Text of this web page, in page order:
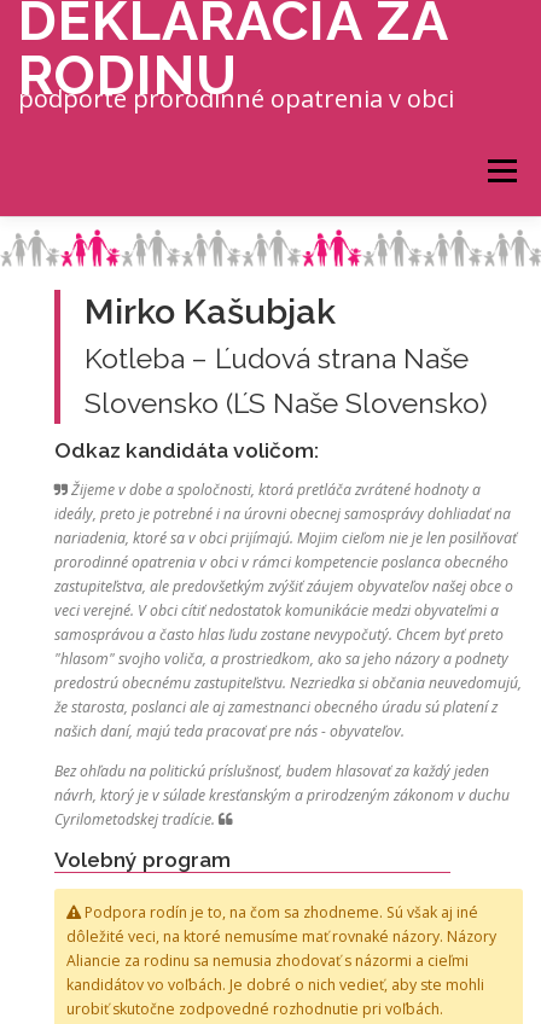
Prejsť na obsah
DEKLARÁCIA ZA
RODINU
podporte prorodinné opatrenia v obci
Menu
Mirko Kašubjak
Kotleba – Ľudová strana Naše
Slovensko (ĽS Naše Slovensko)
Odkaz kandidáta voličom:
Žijeme v dobe a spoločnosti, ktorá pretláča zvrátené hodnoty a
ideály, preto je potrebné i na úrovni obecnej samosprávy dohliadať na
nariadenia, ktoré sa v obci prijímajú. Mojim cieľom nie je len posilňovať
prorodinné opatrenia v obci v rámci kompetencie poslanca obecného
zastupiteľstva, ale predovšetkým zvýšiť záujem obyvateľov našej obce o
veci verejné. V obci cítiť nedostatok komunikácie medzi obyvateľmi a
samosprávou a často hlas ľudu zostane nevypočutý. Chcem byť preto
"hlasom" svojho voliča, a prostriedkom, ako sa jeho názory a podnety
predostrú obecnému zastupiteľstvu. Nezriedka si občania neuvedomujú,
že starosta, poslanci ale aj zamestnanci obecného úradu sú platení z
našich daní, majú teda pracovať pre nás - obyvateľov.
Bez ohľadu na politickú príslušnosť, budem hlasovať za každý jeden
návrh, ktorý je v súlade kresťanským a prirodzeným zákonom v duchu
Cyrilometodskej tradície.
Volebný program
Podpora rodín je to, na čom sa zhodneme. Sú však aj iné
dôležité veci, na ktoré nemusíme mať rovnaké názory. Názory
Aliancie za rodinu sa nemusia zhodovať s názormi a cieľmi
kandidátov vo voľbách. Je dobré o nich vedieť, aby ste mohli
urobiť skutočne zodpovedné rozhodnutie pri voľbách.